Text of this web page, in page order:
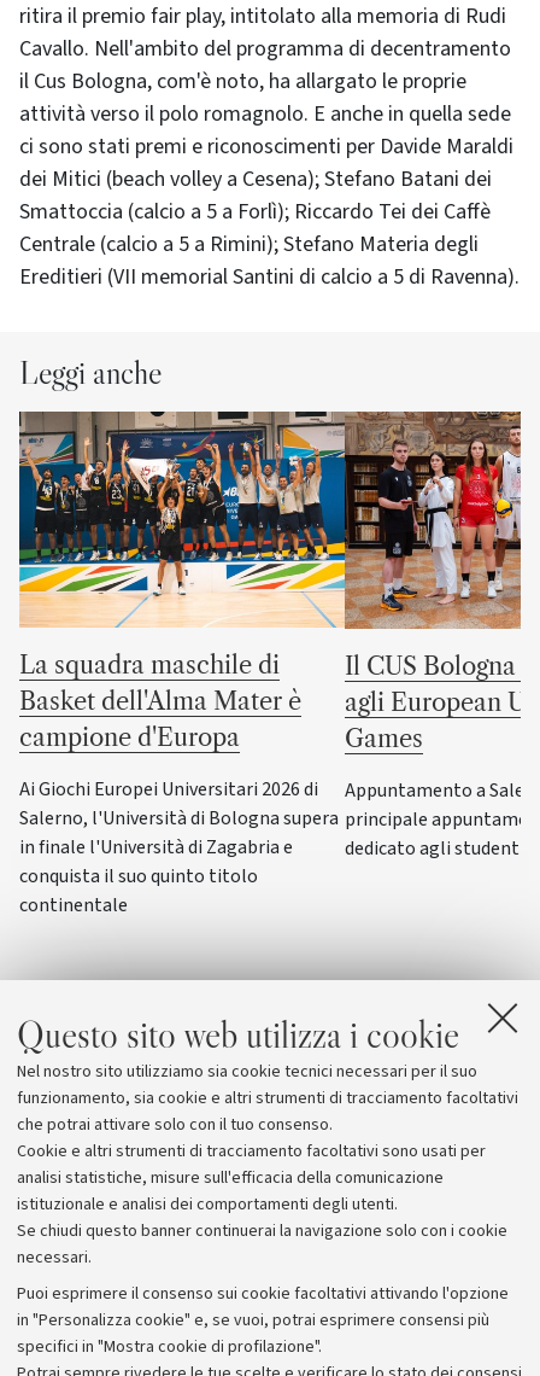
Questo sito web utilizza i cookie
Nel nostro sito utilizziamo sia cookie tecnici necessari per il suo
funzionamento, sia cookie e altri strumenti di tracciamento facoltativi
che potrai attivare solo con il tuo consenso.
Cookie e altri strumenti di tracciamento facoltativi sono usati per
analisi statistiche, misure sull'efficacia della comunicazione
istituzionale e analisi dei comportamenti degli utenti.
Se chiudi questo banner continuerai la navigazione solo con i cookie
necessari.
Puoi esprimere il consenso sui cookie facoltativi attivando l'opzione
in "Personalizza cookie" e, se vuoi, potrai esprimere consensi più
specifici in "Mostra cookie di profilazione".
ritira il premio fair play, intitolato alla memoria di Rudi
Cavallo. Nell'ambito del programma di decentramento
il Cus Bologna, com'è noto, ha allargato le proprie
attività verso il polo romagnolo. E anche in quella sede
ci sono stati premi e riconoscimenti per Davide Maraldi
dei Mitici (beach volley a Cesena); Stefano Batani dei
Smattoccia (calcio a 5 a Forlì); Riccardo Tei dei Caffè
Centrale (calcio a 5 a Rimini); Stefano Materia degli
Ereditieri (VII memorial Santini di calcio a 5 di Ravenna).
Leggi anche
La squadra maschile di
Basket dell'Alma Mater è
campione d'Europa
Ai Giochi Europei Universitari 2026 di
Salerno, l'Università di Bologna supera
in finale l'Università di Zagabria e
conquista il suo quinto titolo
continentale
Il CUS Bologna
agli European
Games
Appuntamento a
principale
dedicato agli
Archivio
Comunicati stampa
Redazione